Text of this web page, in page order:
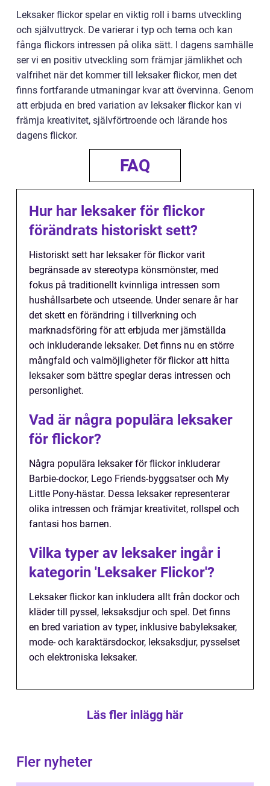
Leksaker flickor spelar en viktig roll i barns utveckling
och självuttryck. De varierar i typ och tema och kan
fånga flickors intressen på olika sätt. I dagens samhälle
ser vi en positiv utveckling som främjar jämlikhet och
valfrihet när det kommer till leksaker flickor, men det
finns fortfarande utmaningar kvar att övervinna. Genom
att erbjuda en bred variation av leksaker flickor kan vi
främja kreativitet, självförtroende och lärande hos
dagens flickor.
FAQ
Hur har leksaker för flickor
förändrats historiskt sett?
Historiskt sett har leksaker för flickor varit
begränsade av stereotypa könsmönster, med
fokus på traditionellt kvinnliga intressen som
hushållsarbete och utseende. Under senare år har
det skett en förändring i tillverkning och
marknadsföring för att erbjuda mer jämställda
och inkluderande leksaker. Det finns nu en större
mångfald och valmöjligheter för flickor att hitta
leksaker som bättre speglar deras intressen och
personlighet.
Vad är några populära leksaker
för flickor?
Några populära leksaker för flickor inkluderar
Barbie-dockor, Lego Friends-byggsatser och My
Little Pony-hästar. Dessa leksaker representerar
olika intressen och främjar kreativitet, rollspel och
fantasi hos barnen.
Vilka typer av leksaker ingår i
kategorin 'Leksaker Flickor'?
Leksaker flickor kan inkludera allt från dockor och
kläder till pyssel, leksaksdjur och spel. Det finns
en bred variation av typer, inklusive babyleksaker,
mode- och karaktärsdockor, leksaksdjur, pysselset
och elektroniska leksaker.
Läs fler inlägg här
Fler nyheter